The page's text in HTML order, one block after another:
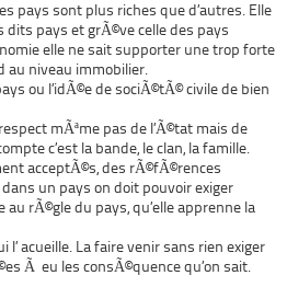
pays sont plus riches que d’autres. Elle
dits pays et grÃ©ve celle des pays
elle ne sait supporter une trop forte
au niveau immobilier.
ou l’idÃ©e de sociÃ©tÃ© civile de bien
mÃªme pas de l’Ã©tat mais de
c’est la bande, le clan, la famille.
acceptÃ©s, des rÃ©fÃ©rences
un pays on doit pouvoir exiger
rÃ©gle du pays, qu’elle apprenne la
acueille. La faire venir sans rien exiger
Ã eu les consÃ©quence qu’on sait.